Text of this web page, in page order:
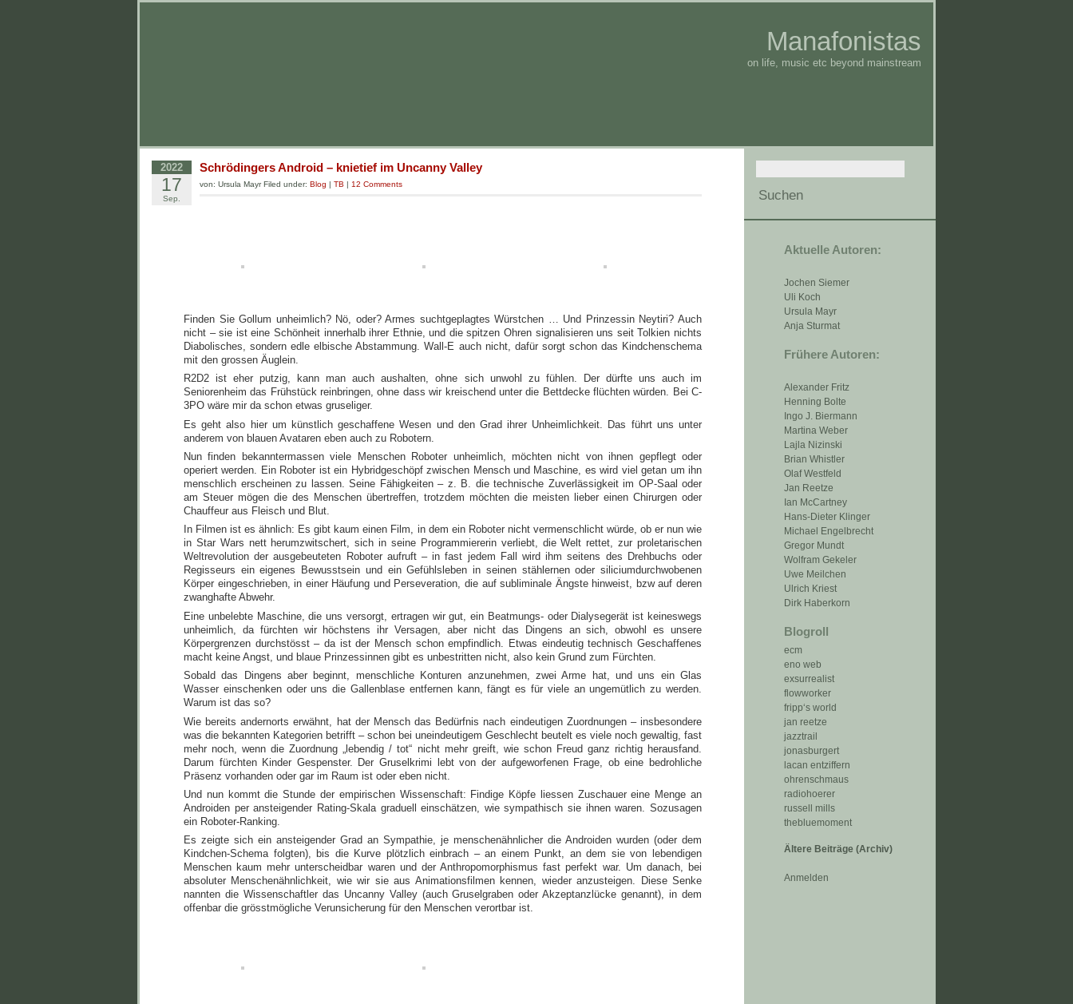
Manafonistas
on life, music etc beyond mainstream
Aktuelle Autoren:
Jochen Siemer
Uli Koch
Ursula Mayr
Anja Sturmat
Frühere Autoren:
Alexander Fritz
Henning Bolte
Ingo J. Biermann
Martina Weber
Lajla Nizinski
Brian Whistler
Olaf Westfeld
Jan Reetze
Ian McCartney
Hans-Dieter Klinger
Michael Engelbrecht
Gregor Mundt
Wolfram Gekeler
Uwe Meilchen
Ulrich Kriest
Dirk Haberkorn
Blogroll
ecm
eno web
exsurrealist
flowworker
fripp‘s world
jan reetze
jazztrail
jonasburgert
lacan entziffern
ohrenschmaus
radiohoerer
russell mills
thebluemoment
Ältere Beiträge (Archiv)
Anmelden
2022
17
Sep.
Schrödingers Android – knietief im Uncanny Valley
von: Ursula Mayr Filed under: Blog | TB | 12 Comments
Finden Sie Gollum unheimlich? Nö, oder? Armes suchtgeplagtes Würstchen … Und Prinzessin Neytiri? Auch
nicht – sie ist eine Schönheit innerhalb ihrer Ethnie, und die spitzen Ohren signalisieren uns seit Tolkien nichts
Diabolisches, sondern edle elbische Abstammung. Wall-E auch nicht, dafür sorgt schon das Kindchenschema
mit den grossen Äuglein.
R2D2 ist eher putzig, kann man auch aushalten, ohne sich unwohl zu fühlen. Der dürfte uns auch im
Seniorenheim das Frühstück reinbringen, ohne dass wir kreischend unter die Bettdecke flüchten würden. Bei C-
3PO wäre mir da schon etwas gruseliger.
Es geht also hier um künstlich geschaffene Wesen und den Grad ihrer Unheimlichkeit. Das führt uns unter
anderem von blauen Avataren eben auch zu Robotern.
Nun finden bekanntermassen viele Menschen Roboter unheimlich, möchten nicht von ihnen gepflegt oder
operiert werden. Ein Roboter ist ein Hybridgeschöpf zwischen Mensch und Maschine, es wird viel getan um ihn
menschlich erscheinen zu lassen. Seine Fähigkeiten – z. B. die technische Zuverlässigkeit im OP-Saal oder
am Steuer mögen die des Menschen übertreffen, trotzdem möchten die meisten lieber einen Chirurgen oder
Chauffeur aus Fleisch und Blut.
In Filmen ist es ähnlich: Es gibt kaum einen Film, in dem ein Roboter nicht vermenschlicht würde, ob er nun wie
in Star Wars nett herumzwitschert, sich in seine Programmiererin verliebt, die Welt rettet, zur proletarischen
Weltrevolution der ausgebeuteten Roboter aufruft – in fast jedem Fall wird ihm seitens des Drehbuchs oder
Regisseurs ein eigenes Bewusstsein und ein Gefühlsleben in seinen stählernen oder siliciumdurchwobenen
Körper eingeschrieben, in einer Häufung und Perseveration, die auf subliminale Ängste hinweist, bzw auf deren
zwanghafte Abwehr.
Eine unbelebte Maschine, die uns versorgt, ertragen wir gut, ein Beatmungs- oder Dialysegerät ist keineswegs
unheimlich, da fürchten wir höchstens ihr Versagen, aber nicht das Dingens an sich, obwohl es unsere
Körpergrenzen durchstösst – da ist der Mensch schon empfindlich. Etwas eindeutig technisch Geschaffenes
macht keine Angst, und blaue Prinzessinnen gibt es unbestritten nicht, also kein Grund zum Fürchten.
Sobald das Dingens aber beginnt, menschliche Konturen anzunehmen, zwei Arme hat, und uns ein Glas
Wasser einschenken oder uns die Gallenblase entfernen kann, fängt es für viele an ungemütlich zu werden.
Warum ist das so?
Wie bereits andernorts erwähnt, hat der Mensch das Bedürfnis nach eindeutigen Zuordnungen – insbesondere
was die bekannten Kategorien betrifft – schon bei uneindeutigem Geschlecht beutelt es viele noch gewaltig, fast
mehr noch, wenn die Zuordnung „lebendig / tot“ nicht mehr greift, wie schon Freud ganz richtig herausfand.
Darum fürchten Kinder Gespenster. Der Gruselkrimi lebt von der aufgeworfenen Frage, ob eine bedrohliche
Präsenz vorhanden oder gar im Raum ist oder eben nicht.
Und nun kommt die Stunde der empirischen Wissenschaft: Findige Köpfe liessen Zuschauer eine Menge an
Androiden per ansteigender Rating-Skala graduell einschätzen, wie sympathisch sie ihnen waren. Sozusagen
ein Roboter-Ranking.
Es zeigte sich ein ansteigender Grad an Sympathie, je menschenähnlicher die Androiden wurden (oder dem
Kindchen-Schema folgten), bis die Kurve plötzlich einbrach – an einem Punkt, an dem sie von lebendigen
Menschen kaum mehr unterscheidbar waren und der Anthropomorphismus fast perfekt war. Um danach, bei
absoluter Menschenähnlichkeit, wie wir sie aus Animationsfilmen kennen, wieder anzusteigen. Diese Senke
nannten die Wissenschaftler das Uncanny Valley (auch Gruselgraben oder Akzeptanzlücke genannt), in dem
offenbar die grösstmögliche Verunsicherung für den Menschen verortbar ist.